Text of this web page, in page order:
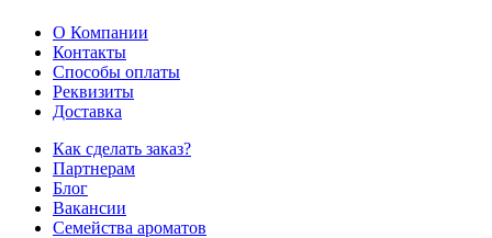
О Компании
Контакты
Способы оплаты
Реквизиты
Доставка
Как сделать заказ?
Партнерам
Блог
Вакансии
Семейства ароматов